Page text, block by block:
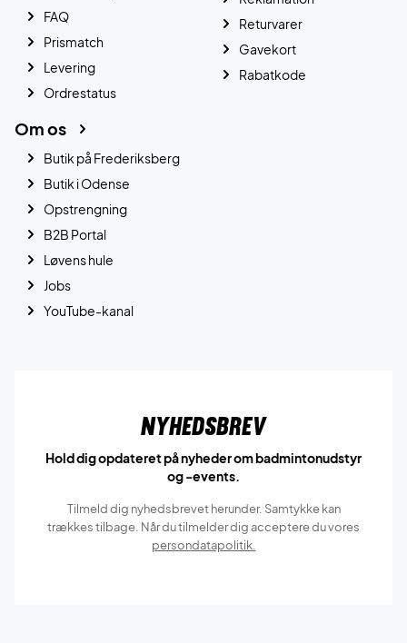
FAQ
Prismatch
Levering
Ordrestatus
Returvarer
Gavekort
Rabatkode
Om os
Butik på Frederiksberg
Butik i Odense
Opstrengning
B2B Portal
Løvens hule
Jobs
YouTube-kanal
Nyhedsbrev
Hold dig opdateret på nyheder om badmintonudstyr
og -events.
Tilmeld dig nyhedsbrevet herunder. Samtykke kan
trækkes tilbage. Når du tilmelder dig acceptere du vores
persondatapolitik.